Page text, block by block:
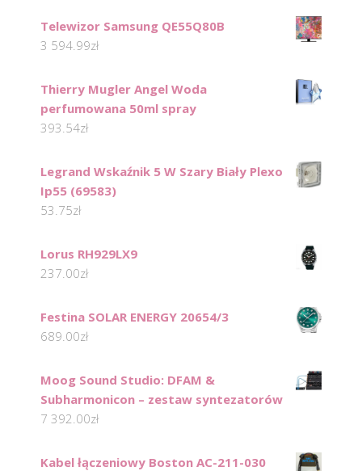
Telewizor Samsung QE55Q80B
3 594.99zł
Thierry Mugler Angel Woda
perfumowana 50ml spray
393.54zł
Legrand Wskaźnik 5 W Szary Biały Plexo
Ip55 (69583)
53.75zł
Lorus RH929LX9
237.00zł
Festina SOLAR ENERGY 20654/3
689.00zł
Moog Sound Studio: DFAM &
Subharmonicon – zestaw syntezatorów
7 392.00zł
Kabel łączeniowy Boston AC-211-030